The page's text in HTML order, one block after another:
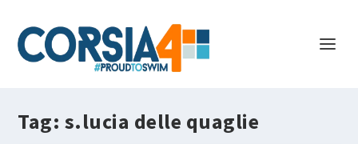
Tag: s.lucia delle quaglie